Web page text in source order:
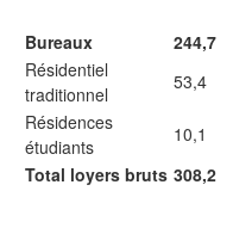
Bureaux
244,7
Résidentiel
traditionnel
53,4
Résidences
étudiants
10,1
Total loyers bruts 308,2